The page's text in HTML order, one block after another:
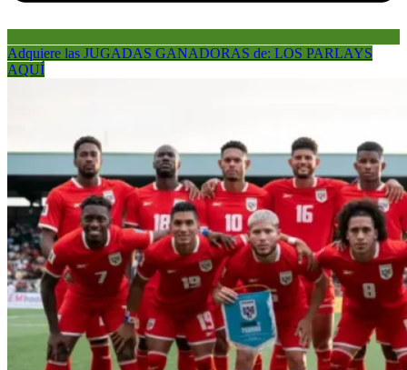
Adquiere las JUGADAS GANADORAS de: LOS PARLAYS
AQUÍ